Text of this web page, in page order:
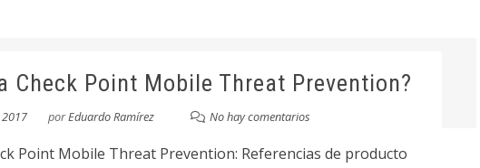
Check Point Mobile Threat Prevention?
porEduardo Ramírez No hay comentarios
Point Mobile Threat Prevention: Referencias de producto